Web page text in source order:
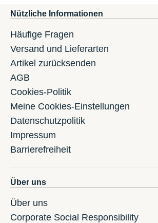
Nützliche Informationen
Häufige Fragen
Versand und Lieferarten
Artikel zurücksenden
AGB
Cookies-Politik
Meine Cookies-Einstellungen
Datenschutzpolitik
Impressum
Barrierefreiheit
Über uns
Über uns
Corporate Social Responsibility